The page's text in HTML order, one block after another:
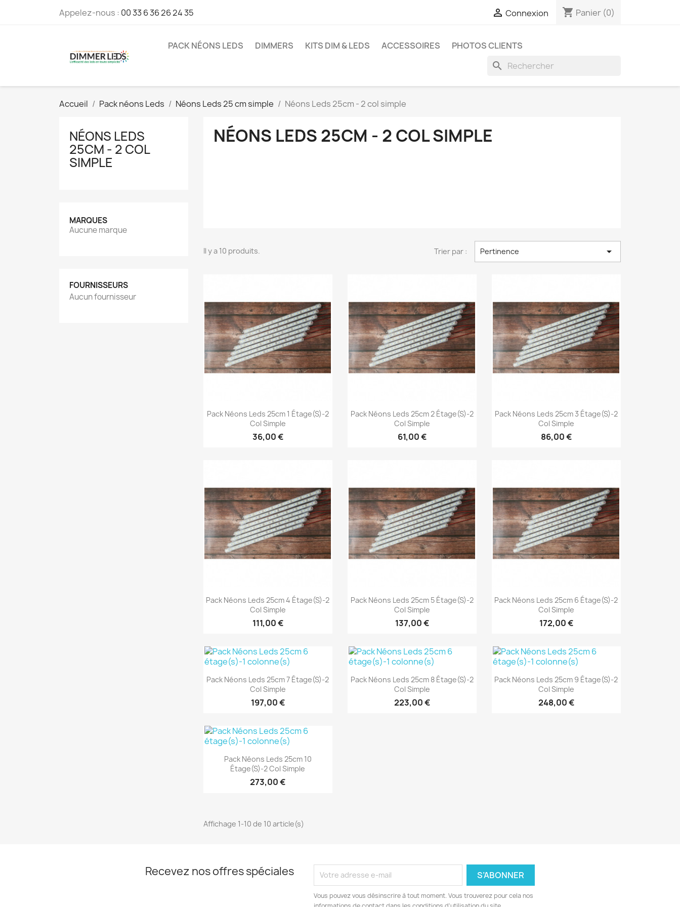
Appelez-nous : 00 33 6 36 26 24 35  Connexion shopping_cart Panier (0)
PACK NÉONS LEDS DIMMERS KITS DIM & LEDS ACCESSOIRES PHOTOS CLIENTS
search
Accueil Pack néons Leds Néons Leds 25 cm simple Néons Leds 25cm - 2 col simple
NÉONS LEDS
25CM - 2 COL
SIMPLE
MARQUES
Aucune marque
FOURNISSEURS
Aucun fournisseur
NÉONS LEDS 25CM - 2 COL SIMPLE
Il y a 10 produits. Trier par : Pertinence 
Aperçu rapide
Pack Néons Leds 25cm 1 Étage(s)-2
Col Simple
36,00 €
Aperçu rapide
Pack Néons Leds 25cm 2 Étage(s)-2
Col Simple
61,00 €
Aperçu rapide
Pack Néons Leds 25cm 3 Étage(s)-2
Col Simple
86,00 €
Aperçu rapide
Pack Néons Leds 25cm 4 Étage(s)-2
Col Simple
111,00 €
Aperçu rapide
Pack Néons Leds 25cm 5 Étage(s)-2
Col Simple
137,00 €
Aperçu rapide
Pack Néons Leds 25cm 6 Étage(s)-2
Col Simple
172,00 €
Aperçu rapide
Pack Néons Leds 25cm 7 Étage(s)-2
Col Simple
197,00 €
Aperçu rapide
Pack Néons Leds 25cm 8 Étage(s)-2
Col Simple
223,00 €
Aperçu rapide
Pack Néons Leds 25cm 9 Étage(s)-2
Col Simple
248,00 €
Aperçu rapide
Pack Néons Leds 25cm 10
Étage(s)-2 Col Simple
273,00 €
Affichage 1-10 de 10 article(s)
Recevez nos offres spéciales
Vous pouvez vous désinscrire à tout moment. Vous trouverez pour cela nos